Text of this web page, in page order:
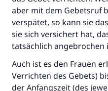
aber mit dem Gebetsruf
verspätet, so kann sie
sie sich versichert hat,
tatsächlich angebrochen
Auch ist es den Frauen
Verrichten des Gebets)
der Anfangszeit (des